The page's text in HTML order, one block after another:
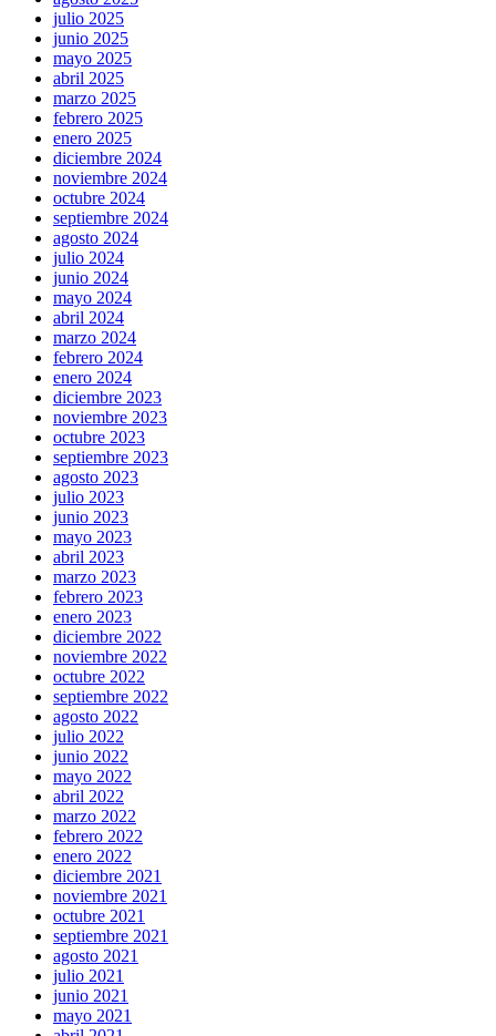
julio 2025
junio 2025
mayo 2025
abril 2025
marzo 2025
febrero 2025
enero 2025
diciembre 2024
noviembre 2024
octubre 2024
septiembre 2024
agosto 2024
julio 2024
junio 2024
mayo 2024
abril 2024
marzo 2024
febrero 2024
enero 2024
diciembre 2023
noviembre 2023
octubre 2023
septiembre 2023
agosto 2023
julio 2023
junio 2023
mayo 2023
abril 2023
marzo 2023
febrero 2023
enero 2023
diciembre 2022
noviembre 2022
octubre 2022
septiembre 2022
agosto 2022
julio 2022
junio 2022
mayo 2022
abril 2022
marzo 2022
febrero 2022
enero 2022
diciembre 2021
noviembre 2021
octubre 2021
septiembre 2021
agosto 2021
julio 2021
junio 2021
mayo 2021